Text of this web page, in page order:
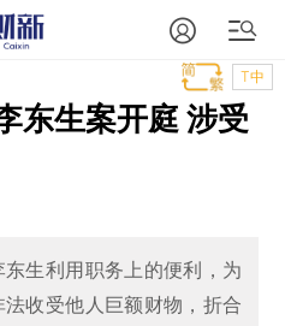
T中
东生案开庭 涉受
生利用职务上的便利，为
收受他人巨额财物，折合